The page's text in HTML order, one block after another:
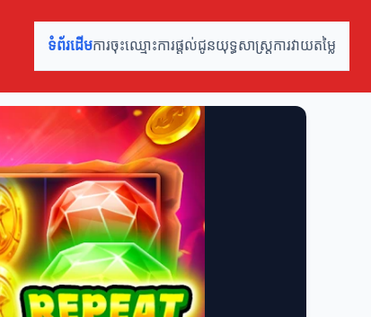
ទំព័រដើមការចុះឈ្មោះការផ្តល់ជូនយុទ្ធសាស្ត្រការវាយតម្លៃ